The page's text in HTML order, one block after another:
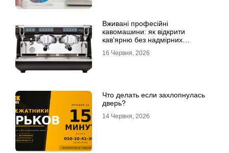
Вживані професійні
кавомашини: як відкрити
кав’ярню без надмірних
16 Червня, 2026
Что делать если захлопнулась
дверь?
14 Червня, 2026